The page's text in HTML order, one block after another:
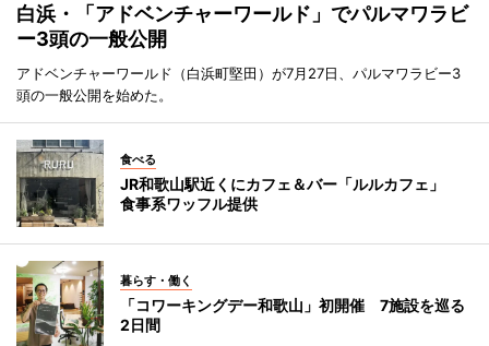
白浜・「アドベンチャーワールド」でパルマワラビ
ー3頭の一般公開
アドベンチャーワールド（白浜町堅田）が7月27日、パルマワラビー3
頭の一般公開を始めた。
食べる
JR和歌山駅近くにカフェ＆バー「ルルカフェ」
食事系ワッフル提供
暮らす・働く
「コワーキングデー和歌山」初開催 7施設を巡る
2日間